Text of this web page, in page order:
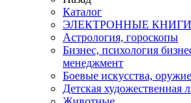
Каталог
ЭЛЕКТРОННЫЕ КНИГИ
Астрология, гороскопы
Бизнес, психология
менеджмент
Боевые искусства,
Детская художественная